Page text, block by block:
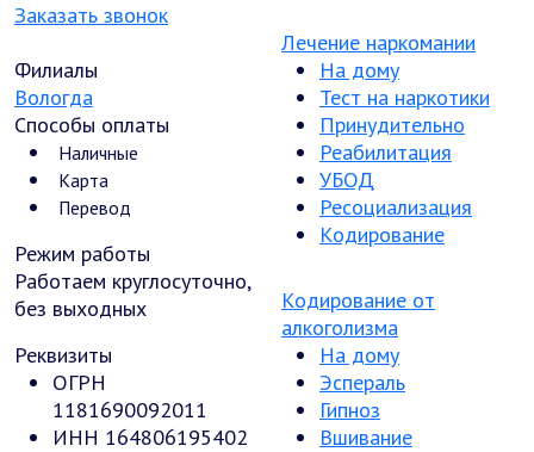
Заказать звонок
Филиалы
Вологда
Способы оплаты
Наличные
Карта
Перевод
Режим работы
Работаем круглосуточно,
без выходных
Реквизиты
ОГРН
1181690092011
ИНН 164806195402
Лечение наркомании
На дому
Тест на наркотики
Принудительно
Реабилитация
УБОД
Ресоциализация
Кодирование
Кодирование от
алкоголизма
На дому
Эспераль
Гипноз
Вшивание